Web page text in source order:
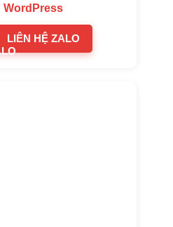
WordPress
LIÊN HỆ ZALO